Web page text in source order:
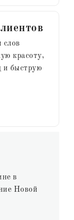
слов
красоту,
и быструю
в
Новой